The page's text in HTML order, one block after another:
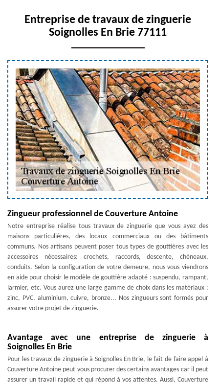
Entreprise de travaux de zinguerie
Soignolles En Brie 77111
Zingueur professionnel de Couverture Antoine
Notre entreprise réalise tous travaux de zinguerie que vous ayez des
maisons particulières, des locaux commerciaux ou des bâtiments
communs. Nos artisans peuvent poser tous types de gouttières avec les
accessoires nécessaires: crochets, raccords, descente, chéneaux,
conduits. Selon la configuration de votre demeure, nous vous viendrons
en aide pour choisir le modèle de gouttière adapté : suspendu, rampant,
larmier, etc. Vous aurez une large gamme de choix dans les matériaux :
zinc, PVC, aluminium, cuivre, bronze... Nos zingueurs sont formés pour
assurer votre projet de zinguerie.
Avantage avec une entreprise de zinguerie à
Soignolles En Brie
Pour les travaux de zinguerie à Soignolles En Brie, le fait de faire appel à
Couverture Antoine peut vous procurer des certains avantages car il peut
assurer un travail rapide et qui répond à vos attentes. Aussi, Couverture